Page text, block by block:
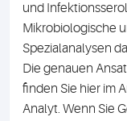
und
Mikrobiologische
Spezialanalysen
Die genauen
finden Sie hier im
Analyt. Wenn Sie